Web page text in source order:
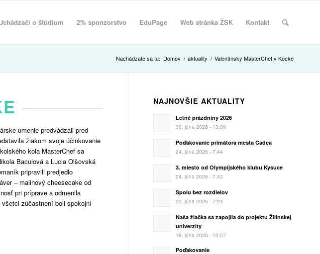
o štúdium 2% sponzorstvo EduPage Web stránka ŽSK Kontakt
Nachádzate sa tu: Domov / aktuality / Valentínsky MasterChef v Kocke
umenie predvádzali pred
žiakom svoje účinkovanie
kola MasterChef sa
Baculová a Lucia Olšovská
pripravili predjedlo
– malinový cheesecake od
pri príprave a odmenila
zúčastnení boli spokojní
NAJNOVŠIE AKTUALITY
Letné prázdniny 2026
30. júna 2026 - 13:09
Poďakovanie primátora mesta Čadca
24. júna 2026 - 7:44
3. miesto od Olympijského klubu Kysuce
24. júna 2026 - 7:42
Spolu bez rozdielov
23. júna 2026 - 7:24
Naša žiačka sa zapojila do projektu Žilinskej
univerzity
18. júna 2026 - 10:57
Poďakovanie